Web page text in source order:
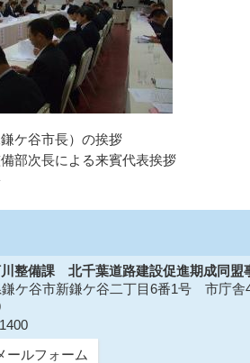
ケ谷市長）の挨拶
備部次長による来賓代表挨拶
整備課 北千葉道路建設促進期成同盟
ケ谷市新鎌ケ谷二丁目6番1号 市庁舎
ールフォーム